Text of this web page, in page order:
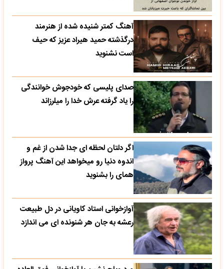
آهنگ کمتر شنیده شده از هنرمند
درگذشته حمید هیراد عزیز که حیف
است نشنوید
صدای پلیسی که خودجوش خوانندگی
را یاد گرفته عرش خدا را میلرزاند
اگر دلتان لحظه ای جدا شدن از غم و
اندوه دنیا رو میخواهد این آهنگ پرواز
همای را بشنوید
آوازخوانی استاد کاویانی در دل طبیعت
رعشه به جان هر شنونده ای می اندازد